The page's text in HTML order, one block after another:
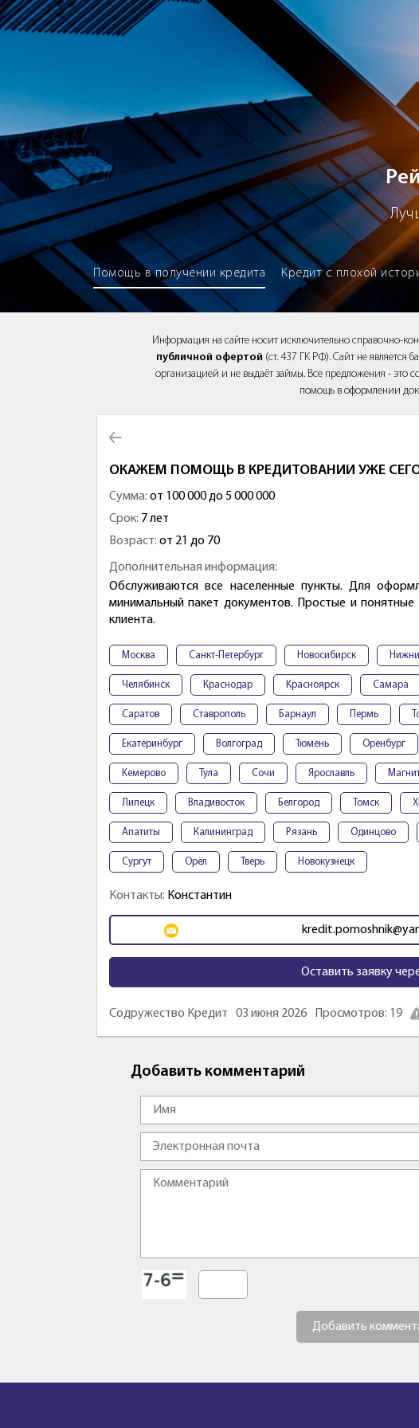
Brokery365 - Рейтинг кредитных
Помощь в получении кредита Кредит с плохой
Информация на сайте носит исключительно справочно-
публичной офертой (ст. 437 ГК РФ). Сайт не является
организацией и не выдаёт займы. Все предложения - это
помощь в оформлении
ОКАЖЕМ ПОМОЩЬ В КРЕДИТОВАНИИ УЖЕ
Сумма: от 100 000 до 5 000 000
Срок: 7 лет
Возраст: от 21 до 70
Дополнительная информация:
Обслуживаются все населенные пункты. Для
минимальный пакет документов. Простые и
клиента.
Москва Санкт-Петербург Новосибирск
Челябинск Краснодар Красноярск Самара
Саратов Ставрополь Барнаул Пермь
Екатеринбург Волгоград Тюмень Оренбург
Кемерово Тула Сочи Ярославль
Липецк Владивосток Белгород Томск
Апатиты Калининград Рязань Одинцово
Сургут Орёл Тверь Новокузнецк
Контакты: Константин
Оставить заявку
Содружество Кредит 03 июня 2026 Просмотров: 19
Добавить комментарий
Добавить